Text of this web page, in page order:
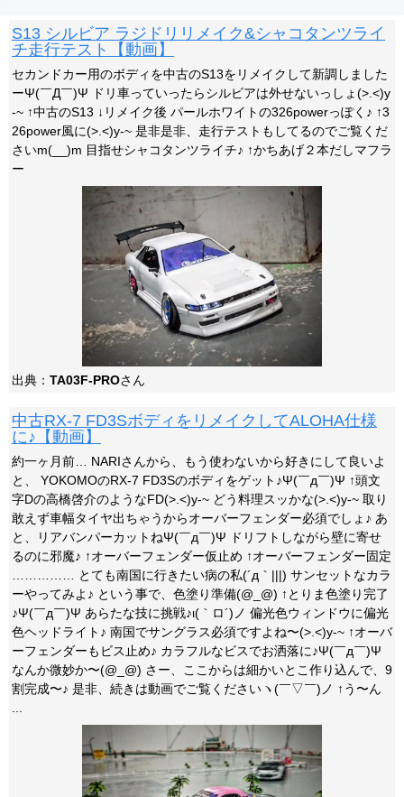
S13 シルビア ラジドリリメイク&シャコタンツライ
チ走行テスト【動画】
セカンドカー用のボディを中古のS13をリメイクして新調しました
ーΨ(￣Д￣)Ψ ドリ車っていったらシルビアは外せないっしょ(>.<)y
-~ ↑中古のS13 ↓リメイク後 パールホワイトの326powerっぽく♪ ↑3
26power風に(>.<)y-~ 是非是非、走行テストもしてるのでご覧くだ
さいm(__)m 目指せシャコタンツライチ♪ ↑かちあげ２本だしマフラ
ー
出典： TA03F-PROさん
中古RX-7 FD3SボディをリメイクしてALOHA仕様
に♪【動画】
約一ヶ月前… NARIさんから、もう使わないから好きにして良いよ
と、 YOKOMOのRX-7 FD3Sのボディをゲット♪Ψ(￣д￣)Ψ ↑頭文
字Dの高橋啓介のようなFD(>.<)y-~ どう料理スッかな(>.<)y-~ 取り
敢えず車幅タイヤ出ちゃうからオーバーフェンダー必須でしょ♪ あ
と、リアバンパーカットねΨ(￣д￣)Ψ ドリフトしながら壁に寄せ
るのに邪魔♪ ↑オーバーフェンダー仮止め ↑オーバーフェンダー固定
…………… とても南国に行きたい病の私(´д｀|||) サンセットなカラ
ーやってみよ♪ という事で、色塗り準備(@_@) ↑とりま色塗り完了
♪Ψ(￣д￣)Ψ あらたな技に挑戦♪ι(｀ロ´)ノ 偏光色ウィンドウに偏光
色ヘッドライト♪ 南国でサングラス必須ですよね〜(>.<)y-~ ↑オーバ
ーフェンダーもビス止め♪ カラフルなビスでお洒落に♪Ψ(￣д￣)Ψ
なんか微妙か〜(@_@) さー、ここからは細かいとこ作り込んで、9
割完成〜♪ 是非、続きは動画でご覧くださいヽ(￣▽￣)ノ ↑う〜ん